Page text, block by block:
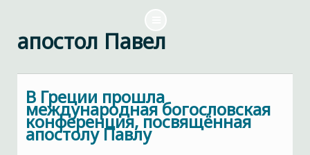
апостол Павел
В Греции прошла
международная богословская
конференция, посвящённая
апостолу Павлу